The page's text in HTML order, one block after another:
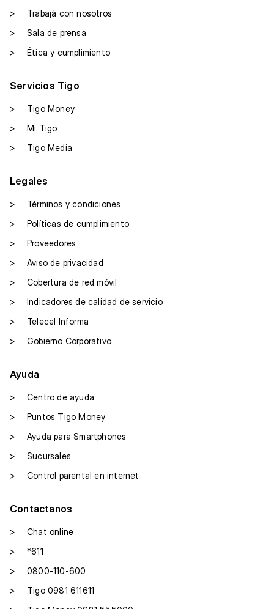
>
Trabajá con nosotros
>
Sala de prensa
>
Ética y cumplimiento
Servicios Tigo
>
Tigo Money
>
Mi Tigo
>
Tigo Media
Legales
>
Términos y condiciones
>
Políticas de cumplimiento
>
Proveedores
>
Aviso de privacidad
>
Cobertura de red móvil
>
Indicadores de calidad de servicio
>
Telecel Informa
>
Gobierno Corporativo
Ayuda
>
Centro de ayuda
>
Puntos Tigo Money
>
Ayuda para Smartphones
>
Sucursales
>
Control parental en internet
Contactanos
>
Chat online
>
*611
>
0800-110-600
>
Tigo 0981 611611